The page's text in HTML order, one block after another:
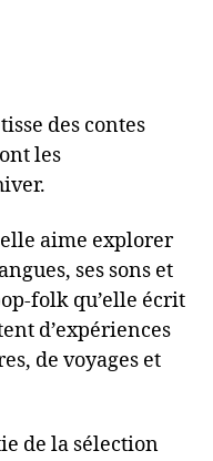
des contes
les
aime explorer
ses sons et
folk qu’elle écrit
d’expériences
de voyages et
de la sélection